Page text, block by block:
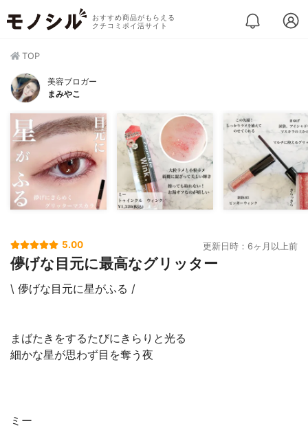
おすすめ商品がもらえる
クチコミポイ活サイト
TOP
美容ブロガー
まみやこ
5.00 更新日時：6ヶ月以上前
儚げな目元に最高なグリッター
\ 儚げな目元に星がふる /
まばたきをするたびにきらりと光る
細かな星が思わず目を奪う夜
ミー